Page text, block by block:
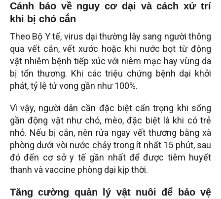
Cảnh báo về nguy cơ dại và cách xử trí
khi bị chó cắn
Theo Bộ Y tế, virus dại thường lây sang người thông
qua vết cắn, vết xước hoặc khi nước bọt từ động
vật nhiễm bệnh tiếp xúc với niêm mạc hay vùng da
bị tổn thương. Khi các triệu chứng bệnh dại khởi
phát, tỷ lệ tử vong gần như 100%.
Vì vậy, người dân cần đặc biệt cẩn trọng khi sống
gần động vật như chó, mèo, đặc biệt là khi có trẻ
nhỏ. Nếu bị cắn, nên rửa ngay vết thương bằng xà
phòng dưới vòi nước chảy trong ít nhất 15 phút, sau
đó đến cơ sở y tế gần nhất để được tiêm huyết
thanh và vaccine phòng dại kịp thời.
Tăng cường quản lý vật nuôi để bảo vệ